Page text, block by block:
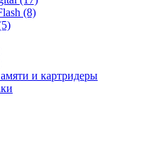
(8)
и картридеры